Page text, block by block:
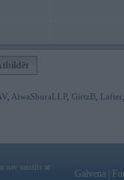
AiwaShuraLLP, GirtzB Lafter
nav saistīts ar
Galvena